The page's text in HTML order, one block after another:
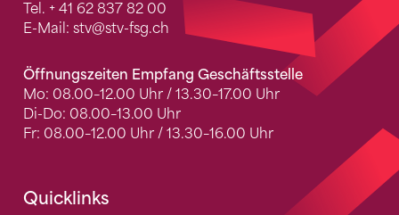
Tel. + 41 62 837 82 00
E-Mail: stv@stv-fsg.ch
Öffnungszeiten Empfang Geschäftsstelle
Mo: 08.00–12.00 Uhr / 13.30–17.00 Uhr
Di-Do: 08.00–13.00 Uhr
Fr: 08.00–12.00 Uhr / 13.30–16.00 Uhr
Quicklinks